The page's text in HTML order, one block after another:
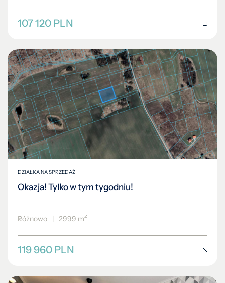
107 120 PLN
DZIAŁKA NA SPRZEDAŻ
Okazja! Tylko w tym tygodniu!
Różnowo | 2999 m2
119 960 PLN